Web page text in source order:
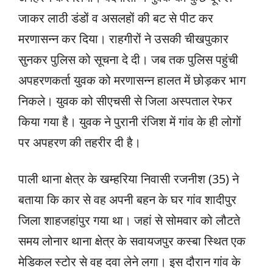
जाकर लाठी डंडों व असलहों की बट से पीट कर
मरणासन्न कर दिया। राहगीरों ने उसकी चीखपुकार
सुनकर पुलिस को सूचना दे दी। जब तक पुलिस पहुंची
अपहरणकर्ता युवक को मरणासन्न हालत में छोड़कर भाग
निकले। युवक को सीएचसी से जिला अस्पताल रेफर
किया गया है। युवक ने पुरानी रंजिश में गांव के ही लोगों
पर अपहरण की तहरीर दी है।
पाली थाना क्षेत्र के खम्हरिया निवासी रजनीश (35) ने
बताया कि कार से वह अपनी बहन के घर गांव शादीपुर
जिला शाहजहांपुर गया था। जहां से सोमवार को लौटते
समय लोनार थाना क्षेत्र के सवायजपुर कस्बा स्थित एक
मेडिकल स्टोर से वह दवा लेने लगा। इस दौरान गांव के